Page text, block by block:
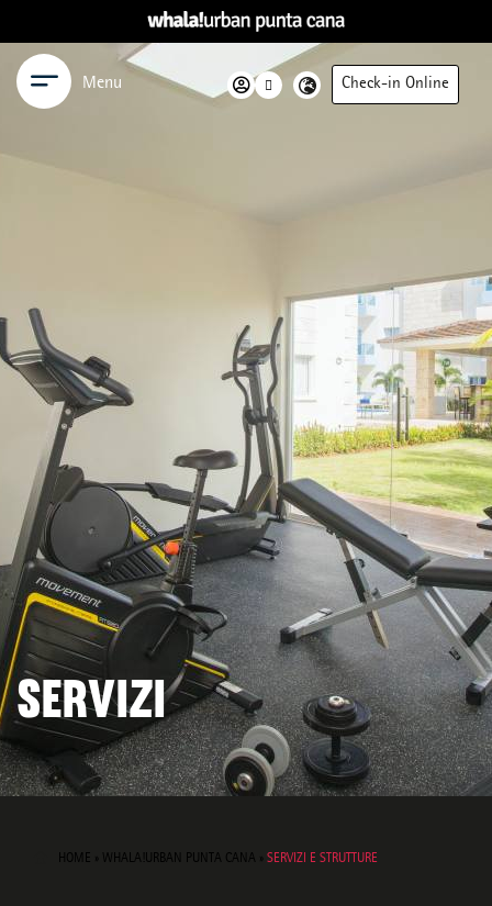
Menu Check-in Online
SERVIZI
HOME » WHALA!URBAN PUNTA CANA » SERVIZI E STRUTTURE